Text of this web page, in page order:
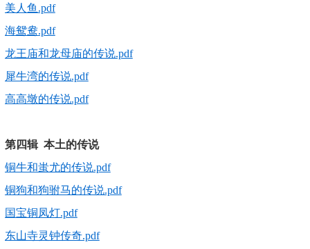
美人鱼.pdf
海鸳鸯.pdf
龙王庙和龙母庙的传说.pdf
犀牛湾的传说.pdf
高高墩的传说.pdf
第四辑 本土的传说
铜牛和蚩尤的传说.pdf
铜狗和狗驸马的传说.pdf
国宝铜凤灯.pdf
东山寺灵钟传奇.pdf